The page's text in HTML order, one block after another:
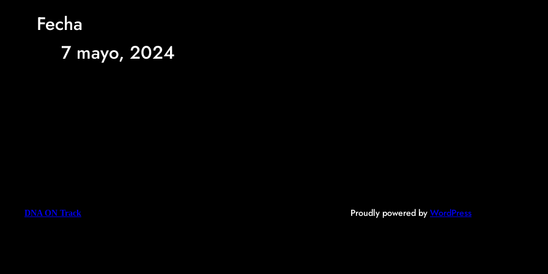
Fecha
7 mayo, 2024
DNA ON Track Proudly powered by WordPress